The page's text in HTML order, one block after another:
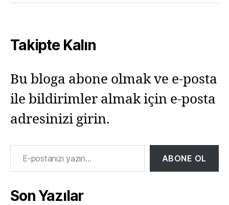
Takipte Kalın
Bu bloga abone olmak ve e-posta
ile bildirimler almak için e-posta
adresinizi girin.
E-postanızı yazın…
ABONE OL
Son Yazılar